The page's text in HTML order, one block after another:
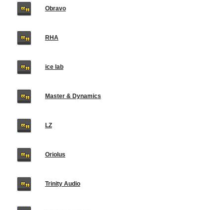
Obravo
RHA
ice lab
Master & Dynamics
LZ
Oriolus
Trinity Audio